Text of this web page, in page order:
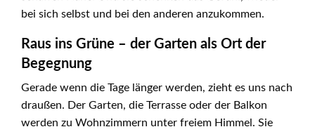
bei sich selbst und bei den anderen anzukommen.
Raus ins Grüne – der Garten als Ort der
Begegnung
Gerade wenn die Tage länger werden, zieht es uns nach
draußen. Der Garten, die Terrasse oder der Balkon
werden zu Wohnzimmern unter freiem Himmel. Sie